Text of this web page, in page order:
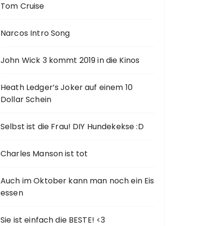
Tom Cruise
Narcos Intro Song
John Wick 3 kommt 2019 in die Kinos
Heath Ledger’s Joker auf einem 10
Dollar Schein
Selbst ist die Frau! DIY Hundekekse :D
Charles Manson ist tot
Auch im Oktober kann man noch ein Eis
essen
Sie ist einfach die BESTE! <3